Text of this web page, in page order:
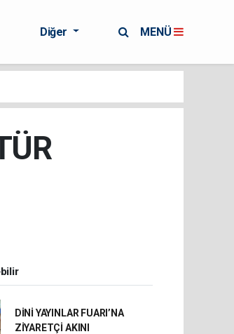
Diğer MENÜ
DİNİ YAYINLAR FUARI’NA
ZİYARETÇİ AKINI